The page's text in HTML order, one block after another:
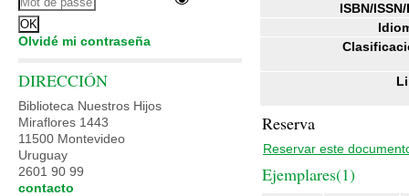
ISBN/
Reserva
Reservar este
Ejemplares(1)
Olvidé mi contraseña
DIRECCIÓN
Biblioteca Nuestros Hijos
Miraflores 1443
11500 Montevideo
Uruguay
2601 90 99
contacto